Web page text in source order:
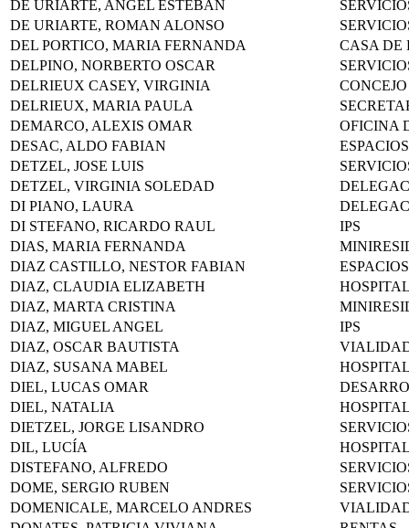
DE URIARTE, ANGEL ESTEBAN
DE URIARTE, ROMAN ALONSO
DEL PORTICO, MARIA FERNANDA
CASA DE
DELPINO, NORBERTO OSCAR
DELRIEUX CASEY, VIRGINIA
DELRIEUX, MARIA PAULA
DEMARCO, ALEXIS OMAR
OFICINA
DESAC, ALDO FABIAN
DETZEL, JOSE LUIS
DETZEL, VIRGINIA SOLEDAD
DI PIANO, LAURA
DI STEFANO, RICARDO RAUL
IPS
DIAS, MARIA FERNANDA
DIAZ CASTILLO, NESTOR FABIAN
DIAZ, CLAUDIA ELIZABETH
DIAZ, MARTA CRISTINA
DIAZ, MIGUEL ANGEL
IPS
DIAZ, OSCAR BAUTISTA
DIAZ, SUSANA MABEL
DIEL, LUCAS OMAR
DIEL, NATALIA
DIETZEL, JORGE LISANDRO
DIL, LUCÍA
DISTEFANO, ALFREDO
DOME, SERGIO RUBEN
DOMENICALE, MARCELO ANDRES